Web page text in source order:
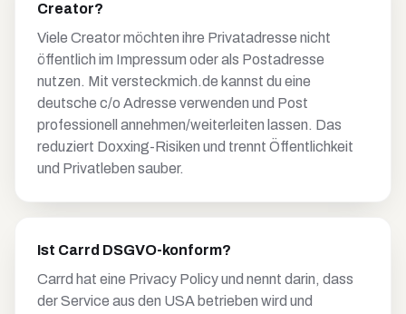
Creator?
Viele Creator möchten ihre Privatadresse nicht
öffentlich im Impressum oder als Postadresse
nutzen. Mit versteckmich.de kannst du eine
deutsche c/o Adresse verwenden und Post
professionell annehmen/weiterleiten lassen. Das
reduziert Doxxing-Risiken und trennt Öffentlichkeit
und Privatleben sauber.
Ist Carrd DSGVO-konform?
Carrd hat eine Privacy Policy und nennt darin, dass
der Service aus den USA betrieben wird und